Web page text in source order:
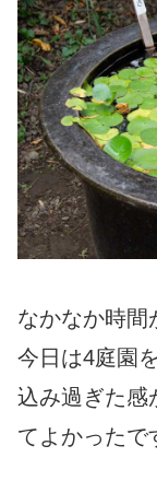
なかなか時間
今日は4庭園
込み過ぎた感
てよかったで